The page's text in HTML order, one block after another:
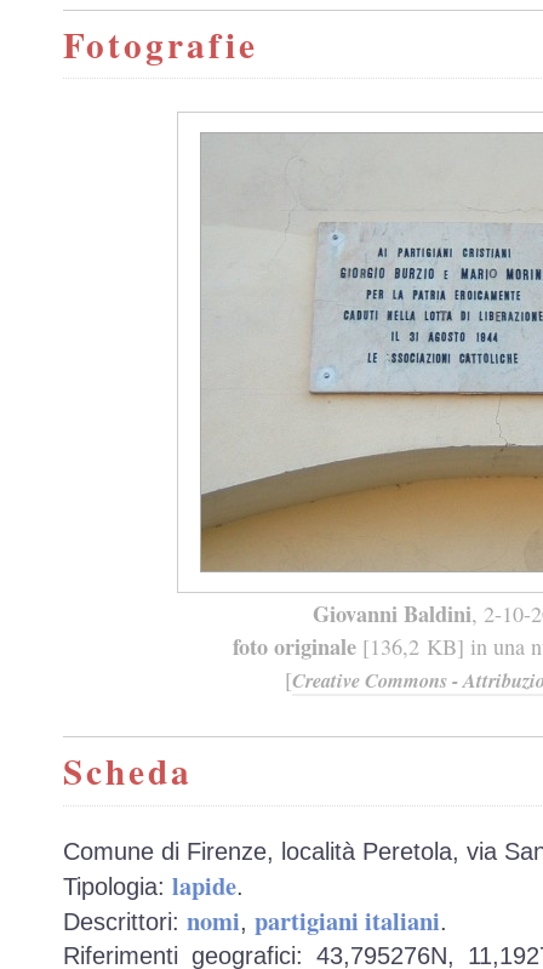
Fotografie
Giovanni Baldini, 2-10-
foto originale [136,2 KB] in una
[Creative Commons -
Scheda
Comune di Firenze, località Peretola, via
Tipologia: lapide.
Descrittori: nomi, partigiani italiani.
Riferimenti geografici: 43,795276N,